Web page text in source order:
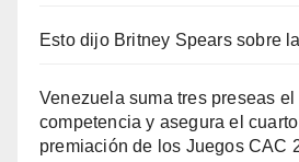
Esto dijo Britney Spears sobre
Venezuela suma tres preseas
competencia y asegura el
premiación de los Juegos CAC